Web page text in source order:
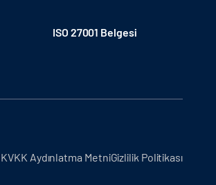
ISO 27001 Belgesi
KVKK Aydınlatma MetniGizlilik Politikası